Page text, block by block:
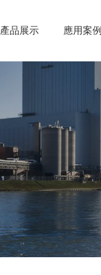
產品展示 應用案例